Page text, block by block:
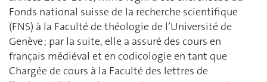
Fonds national suisse de la recherche scientifique
(FNS) à la Faculté de théologie de l’Université de
Genève ; par la suite, elle a assuré des cours en
français médiéval et en codicologie en tant que
Chargée de cours à la Faculté des lettres de